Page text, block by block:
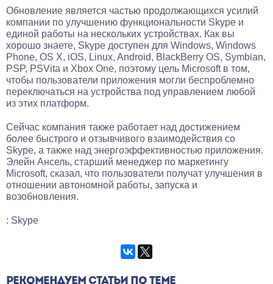
Обновление является частью продолжающихся усилий
компании по улучшению функциональности Skype и
единой работы на нескольких устройствах. Как вы
хорошо знаете, Skype доступен для Windows, Windows
Phone, OS X, iOS, Linux, Android, BlackBerry OS, Symbian,
PSP, PSVita и Xbox One, поэтому цель Microsoft в том,
чтобы пользователи приложения могли беспроблемно
переключаться на устройства под управлением любой
из этих платформ.
Сейчас компания также работает над достижением
более быстрого и отзывчивого взаимодействия со
Skype, а также над энергоэффективностью приложения.
Элейн Ансель, старший менеджер по маркетингу
Microsoft, сказал, что пользователи получат улучшения в
отношении автономной работы, запуска и
возобновления.
: Skype
РЕКОМЕНДУЕМ СТАТЬИ ПО ТЕМЕ